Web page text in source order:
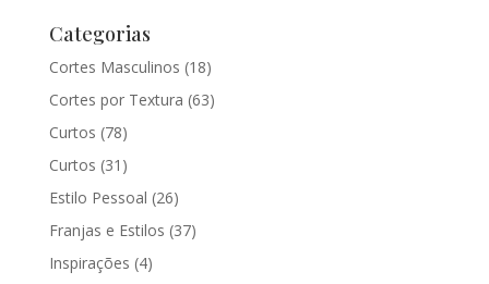
Categorias
Cortes Masculinos (18)
Cortes por Textura (63)
Curtos (78)
Curtos (31)
Estilo Pessoal (26)
Franjas e Estilos (37)
Inspirações (4)